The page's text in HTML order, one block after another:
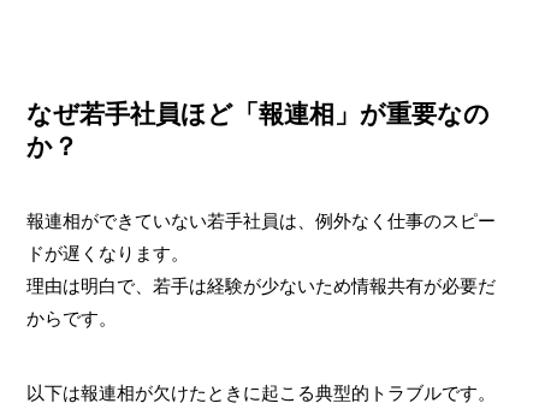
なぜ若手社員ほど「報連相」が重要なの
か？
報連相ができていない若手社員は、例外なく仕事のスピー
ドが遅くなります。
理由は明白で、若手は経験が少ないため情報共有が必要だ
からです。
以下は報連相が欠けたときに起こる典型的トラブルです。